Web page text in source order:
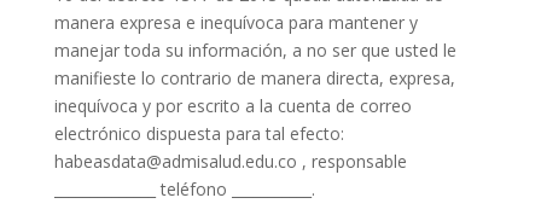
manera expresa e inequívoca para mantener y
manejar toda su información, a no ser que usted le
manifieste lo contrario de manera directa, expresa,
inequívoca y por escrito a la cuenta de correo
electrónico dispuesta para tal efecto:
habeasdata@admisalud.edu.co , responsable
______________ teléfono ___________.